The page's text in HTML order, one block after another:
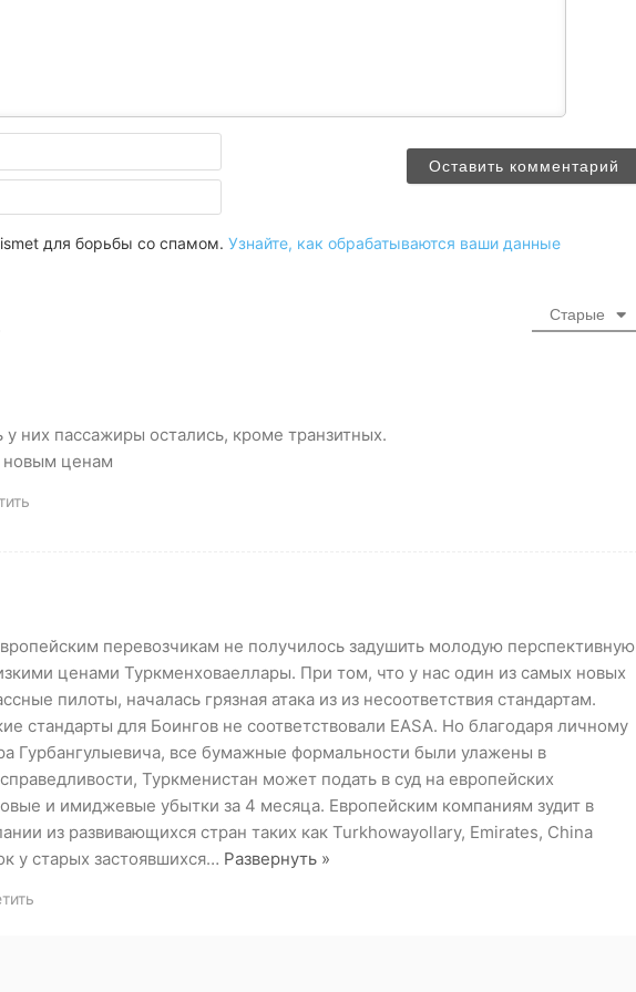
для борьбы со спамом. Узнайте, как обрабатываются ваши данные
Старые
них пассажиры остались, кроме транзитных.
новым ценам
перевозчикам не получилось задушить молодую перспективную
ценами Туркменховаеллары. При том, что у нас один из самых новых
пилоты, началась грязная атака из из несоответствия стандартам.
стандарты для Боингов не соответствовали EASA. Но благодаря личному
Гурбангулыевича, все бумажные формальности были улажены в
Туркменистан может подать в суд на европейских
и имиджевые убытки за 4 месяца. Европейским компаниям зудит в
из развивающихся стран таких как Turkhowayollary, Emirates, China
у старых застоявшихся… Развернуть »